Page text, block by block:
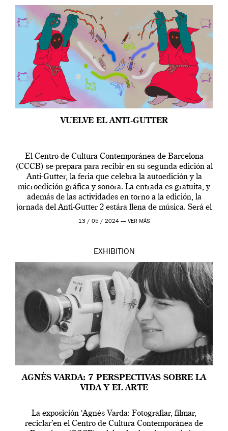
VUELVE EL ANTI-GUTTER
El Centro de Cultura Contemporánea de Barcelona
(CCCB) se prepara para recibir en su segunda edición al
Anti-Gutter, la feria que celebra la autoedición y la
microedición gráfica y sonora. La entrada es gratuita, y
además de las actividades en torno a la edición, la
jornada del Anti-Gutter 2 estára llena de música. Será el
[…]
13 / 05 / 2024 — VER MÁS
EXHIBITION
AGNÈS VARDA: 7 PERSPECTIVAS SOBRE LA
VIDA Y EL ARTE
La exposición ‘Agnès Varda: Fotografiar, filmar,
reciclar’en el Centro de Cultura Contemporánea de